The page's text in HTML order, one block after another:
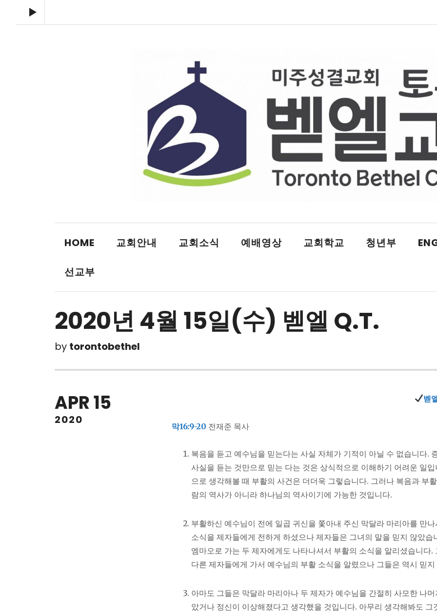
HOME 교회안내 교회소식 예배영상 교회학교 청년부
선교부
2020년 4월 15일(수) 벧엘 Q.T.
by torontobethel
APR15
2020
벧
막16:9-20 전재준 목사
복음을 듣고 예수님을 믿는다는 사실 자체가 기적이 아닐 수 없습니다.
사실을 듣는 것만으로 믿는 다는 것은 상식적으로 이해하기 어려운 일
으로 생각해볼 때 부활의 사건은 더더욱 그렇습니다. 그러나 복음과 부
람의 역사가 아니라 하나님의 역사이기에 가능한 것입니다.
부활하신 예수님이 전에 일곱 귀신을 쫓아내 주신 막달라 마리아를 만
소식을 제자들에게 전하게 하셨으나 제자들은 그녀의 말을 믿지 않았습
엠마오로 가는 두 제자에게도 나타나셔서 부활의 소식을 알리셨습니다.
다른 제자들에게 가서 예수님의 부활 소식을 알렸으나 그들은 역시 믿
아마도 그들은 막달라 마리아나 두 제자가 예수님을 간절히 사모한 나
았거나 정신이 이상해졌다고 생각했을 것입니다. 아무리 생각해봐도 그
Audio Player